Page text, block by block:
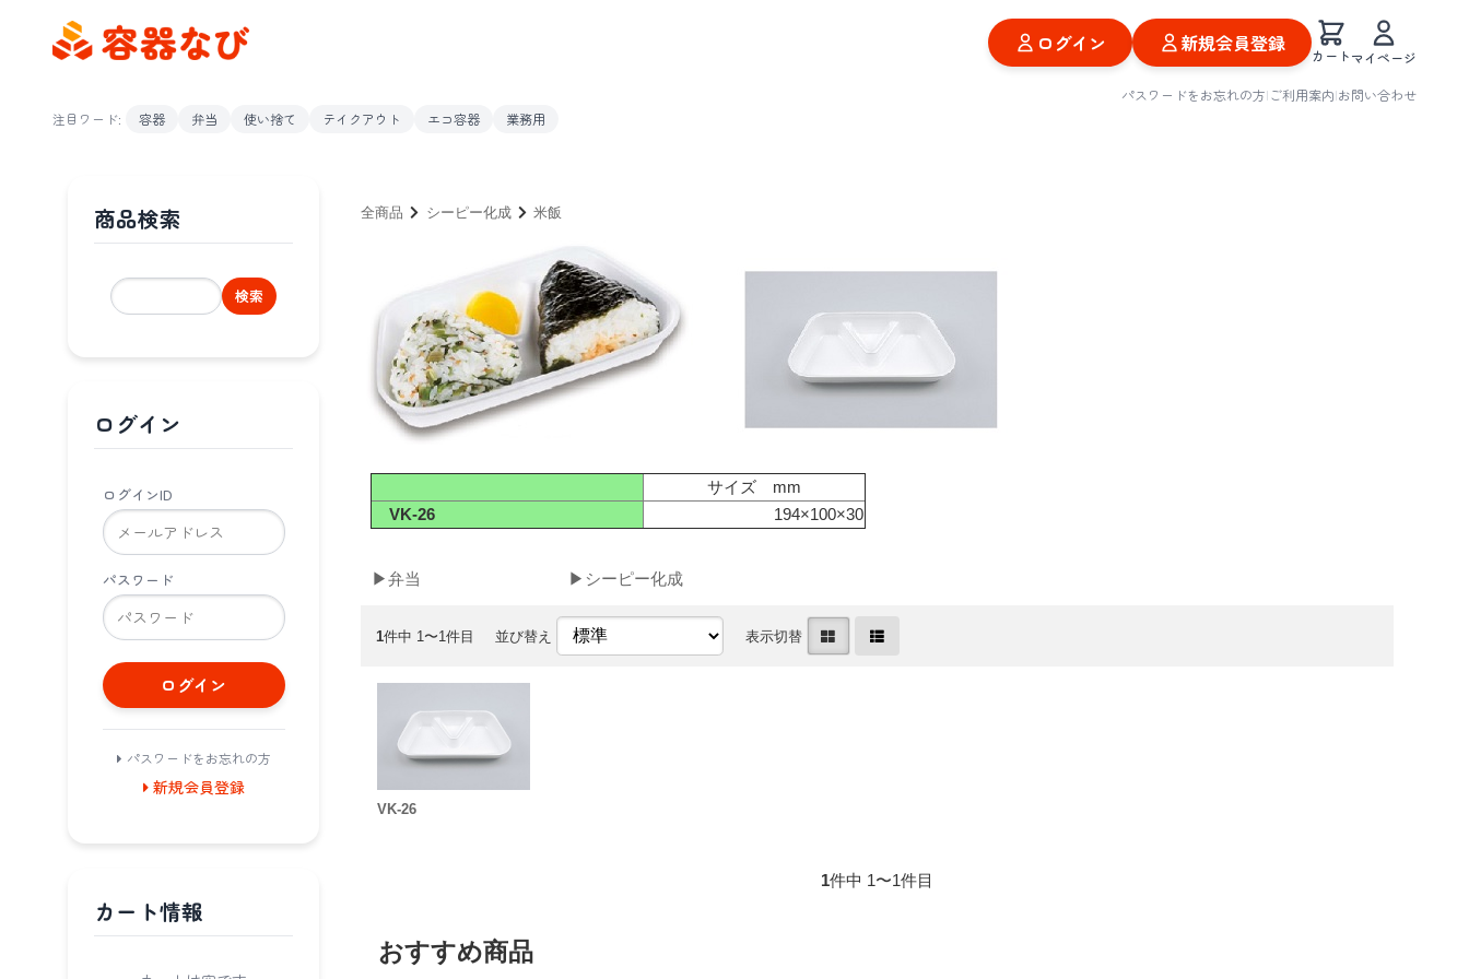
ログイン 新規会員登録 カートマイページ
パスワードをお忘れの方|ご利用案内|お問い合わせ
注目ワード:
容器 弁当 使い捨て テイクアウト エコ容器 業務用
全商品 シーピー化成 米飯
サイズ mm
VK-26
194×100×30
▶弁当 ▶シーピー化成
1件中 1〜1件目 並び替え 表示切替
VK-26
1件中 1〜1件目
おすすめ商品
商品検索
検索
ログイン
ログインID
パスワード
ログイン
パスワードをお忘れの方
新規会員登録
カート情報